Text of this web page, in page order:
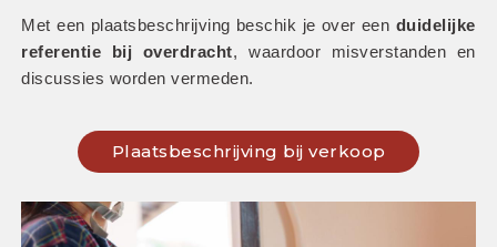
Met een plaatsbeschrijving beschik je over een duidelijke
referentie bij overdracht, waardoor misverstanden en
discussies worden vermeden.
Plaatsbeschrijving bij verkoop